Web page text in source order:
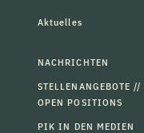
Aktuelles
NACHRICHTEN
STELLENANGEBOTE //
OPEN POSITIONS
PIK IN DEN MEDIEN